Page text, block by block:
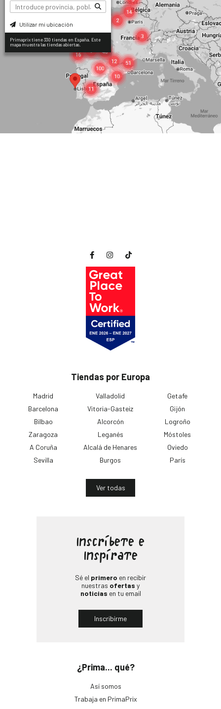
Utilizar mi ubicación
Primaprix tiene 330 tiendas en España. Este
mapa muestra las tiendas abiertas.
Tiendas por Europa
Madrid
Barcelona
Bilbao
Zaragoza
A Coruña
Sevilla
Valladolid
Vitoria-Gasteiz
Alcorcón
Leganés
Alcalá de Henares
Burgos
Getafe
Gijón
Logroño
Móstoles
Oviedo
París
Ver todas
¿Prima... qué?
Así somos
Trabaja en PrimaPrix
Inscríbete e
Inspírate
Sé el primero en recibir
nuestras ofertas y
noticias en tu email
Inscribirme